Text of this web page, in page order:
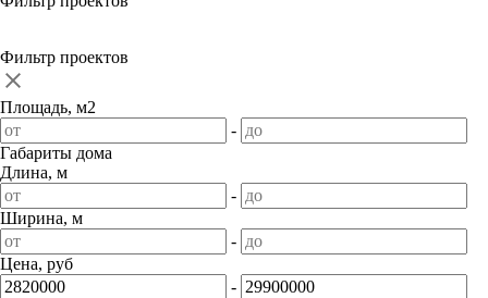
Фильтр проектов
Площадь, м2
-
Габариты дома
Длина, м
-
Ширина, м
-
Цена, руб
-